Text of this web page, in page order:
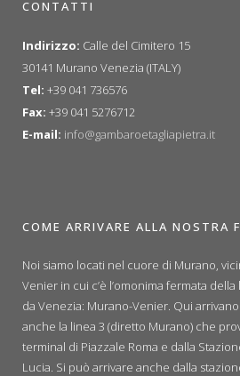
CONTATTI
Indirizzo: Calle del Cimitero 15
30141 Murano Venezia (ITALY)
Tel: +39 041 736576
Fax: +39 041 5276712
E-mail: info@gambaroetagliapietra.it
COME ARRIVARE ALLA NOSTRA
Noi siamo locati nel cuore di Murano,
Venier in cui c’è l’omonima fermata
da Venezia: Murano-Venier. Qui arrivano
anche la linea 3 (diretto Murano) che
terminal di Piazzale Roma e dalla
Lucia. Si può arrivare anche dalla